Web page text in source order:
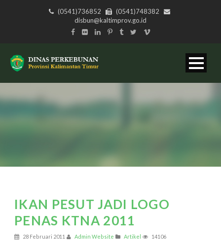
(0541)736852
(0541)748382
disbun@kaltimprov.go.id
IKAN PESUT JADI LOGO
PENAS KTNA 2011
28 Februari 2011 Admin Website Artikel 14106